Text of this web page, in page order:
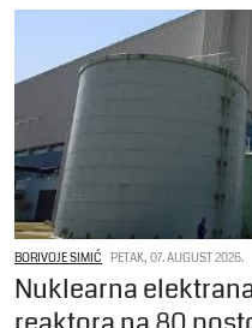
BORIVOJE SIMIĆ PETAK, 07. AUGUST 2026.
Nuklearna